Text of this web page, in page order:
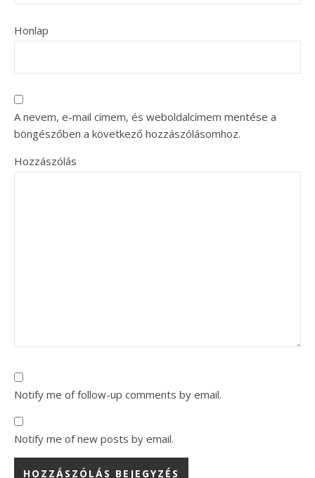
Honlap
A nevem, e-mail címem, és weboldalcímem mentése a
böngészőben a következő hozzászólásomhoz.
Hozzászólás
Notify me of follow-up comments by email.
Notify me of new posts by email.